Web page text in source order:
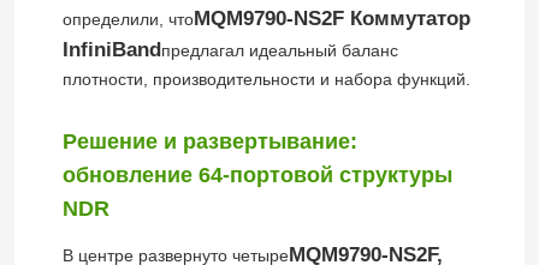
определили, чтоMQM9790-NS2F Коммутатор
InfiniBandпредлагал идеальный баланс
плотности, производительности и набора функций.
Решение и развертывание:
обновление 64-портовой структуры
NDR
В центре развернуто четыреMQM9790-NS2F,